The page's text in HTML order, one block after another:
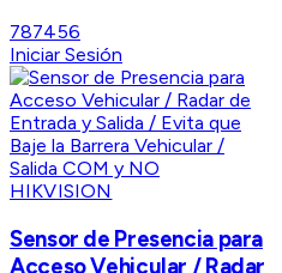
787456
Iniciar Sesión
HIKVISION
Sensor de Presencia para
Acceso Vehicular / Radar